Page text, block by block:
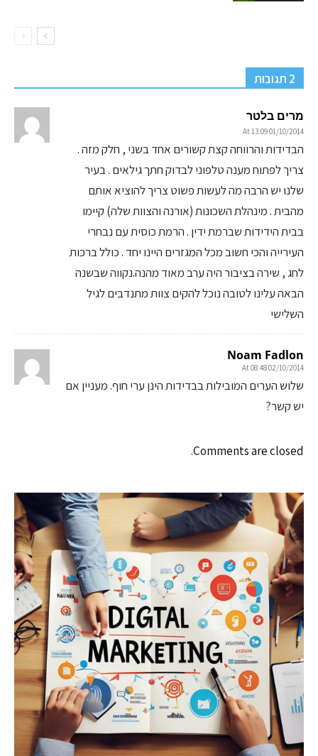
2 תגובות
מרים בלטר
01/10/2014 At 13:09
הבדידות והרווחה קצת קשורים אחד בשני , חלק מזה .
צריך לפתוח מענה טלפוני לבדוק חתך גילאים . בעיר
שלנו יש הרבה מה לעשות פשוט צריך להוציא אותם
מהבית . מינהלת השכונות (אורנה והצוות שלה) קיימו
בבית הידידות שברמת ידין . הרמת כוסית עם נבחרי
העירייה והכי חשוב מכל המגזרים היינו יחד . כולל ברכות
לחג , שירה בציבור היה ערב מאוד מהנה.נקווה שבשנה
הבאה עלינו לטובה נוכל להקים צוות מתנדבים לגיל
השלישי
Noam Fadlon
02/10/2014 At 08:48
שלוש הערים המובילות בבדידות הינן ערי חוף. מעניין אם
יש קשר?
Comments are closed.